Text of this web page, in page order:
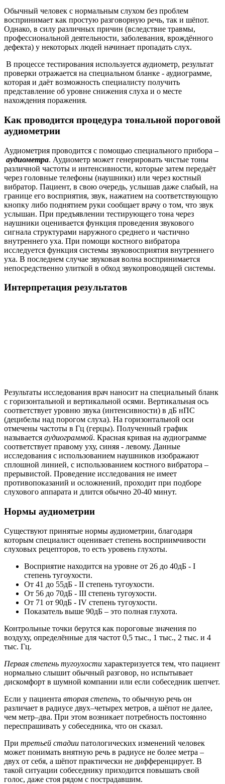
Обычный человек с нормальным слухом без проблем
воспринимает как простую разговорную речь, так и шёпот.
Однако, в силу различных причин (вследствие травмы,
профессиональной деятельности, заболевания, врождённого
дефекта) у некоторых людей начинает пропадать слух.
В процессе тестирования используется аудиометр, результат
проверки отражается на специальном бланке - аудиограмме,
которая и даёт возможность специалисту получить
представление об уровне снижения слуха и о месте
нахождения поражения.
Как проводится процедура тональной пороговой
аудиометрии
Аудиометрия проводится с помощью специального прибора –
аудиометра. Аудиометр может генерировать чистые тоны
различной частоты и интенсивности, которые затем передаёт
через головные телефоны (наушники) или через костный
вибратор. Пациент, в свою очередь, услышав даже слабый, на
границе его восприятия, звук, нажатием на соответствующую
кнопку либо поднятием руки сообщает врачу о том, что звук
услышан. При предъявлении тестирующего тона через
наушники оценивается функция проведения звукового
сигнала структурами наружного среднего и частично
внутреннего уха. При помощи костного вибратора
исследуется функция системы звуковосприятия внутреннего
уха. В последнем случае звуковая волна воспринимается
непосредственно улиткой в обход звукопроводящей системы.
Интерпретация результатов
Результаты исследования врач наносит на специальный бланк
с горизонтальной и вертикальной осями. Вертикальная ось
соответствует уровню звука (интенсивности) в дБ нПС
(децибелы над порогом слуха). На горизонтальной оси
отмечены частоты в Гц (герцы). Полученный график
называется аудиограммой. Красная кривая на аудиограмме
соответствует правому уху, синяя - левому. Данные
исследования с использованием наушников изображают
сплошной линией, с использованием костного вибратора –
прерывистой. Проведение исследования не имеет
противопоказаний и осложнений, проходит при подборе
слухового аппарата и длится обычно 20-40 минут.
Нормы аудиометрии
Существуют принятые нормы аудиометрии, благодаря
которым специалист оценивает степень восприимчивости
слуховых рецепторов, то есть уровень глухоты.
Восприятие находится на уровне от 26 до 40дБ - I
степень тугоухости.
От 41 до 55дБ - II степень тугоухости.
От 56 до 70дБ - III степень тугоухости.
От 71 от 90дБ - IV степень тугоухости.
Показатель выше 90дБ – это полная глухота.
Контрольные точки берутся как пороговые значения по
воздуху, определённые для частот 0,5 тыс., 1 тыс., 2 тыс. и 4
тыс. Гц.
Первая степень тугоухости характеризуется тем, что пациент
нормально слышит обычный разговор, но испытывает
дискомфорт в шумной компании или если собеседник шепчет.
Если у пациента вторая степень, то обычную речь он
различает в радиусе двух–четырех метров, а шёпот не далее,
чем метр–два. При этом возникает потребность постоянно
переспрашивать у собеседника, что он сказал.
При третьей стадии патологических изменений человек
может понимать внятную речь в радиусе не более метра –
двух от себя, а шёпот практически не дифференцирует. В
такой ситуации собеседнику приходится повышать свой
голос, даже стоя рядом с пострадавшим.